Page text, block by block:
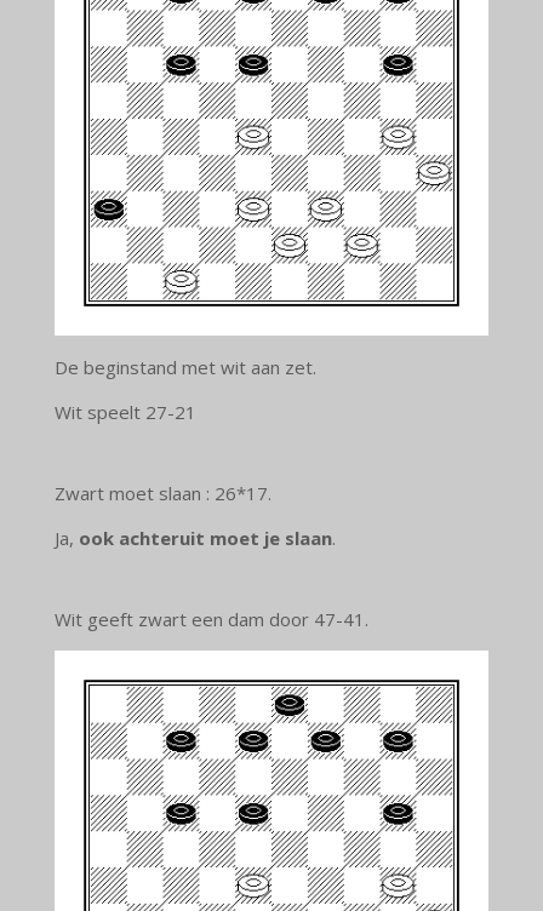
De beginstand met wit aan zet.
Wit speelt 27-21
Zwart moet slaan : 26*17.
Ja, ook achteruit moet je slaan.
Wit geeft zwart een dam door 47-41.